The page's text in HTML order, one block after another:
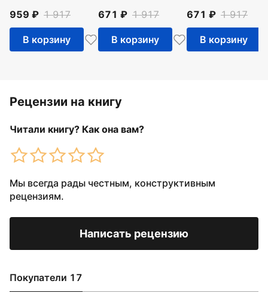
959 1 917
В корзину
671 1 917
В корзину
671 1 917
В корзину
Рецензии на книгу
Читали книгу? Как она вам?
Мы всегда рады честным, конструктивным
рецензиям.
Написать рецензию
Покупатели 17